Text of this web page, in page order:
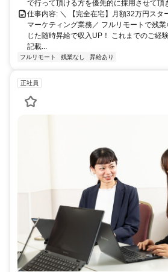
で行って頂ける方を優先的に採用させて頂
仕事内容: ＼ 【完全在宅】月額32万円スタ
マーケティング業務／ フルリモートで残
じた随時昇給で収入UP！ これまでのご経
記載...
フルリモート 残業なし 昇給あり
正社員